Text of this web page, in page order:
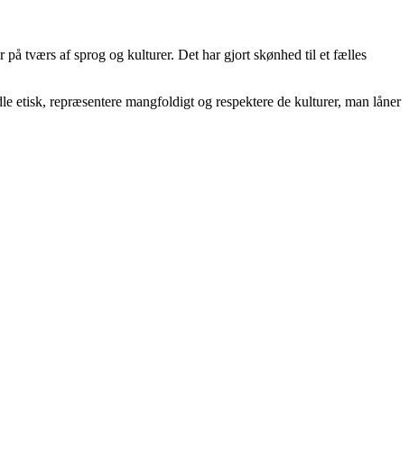
på tværs af sprog og kulturer. Det har gjort skønhed til et fælles
etisk, repræsentere mangfoldigt og respektere de kulturer, man låner